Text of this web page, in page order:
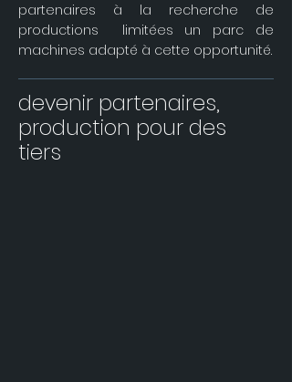
partenaires à la recherche de
productions limitées un parc de
machines adapté à cette opportunité.
devenir partenaires,
production pour des
tiers